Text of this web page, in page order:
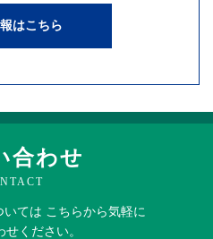
はこちら
合わせ
いては こちらから気軽に
せください。